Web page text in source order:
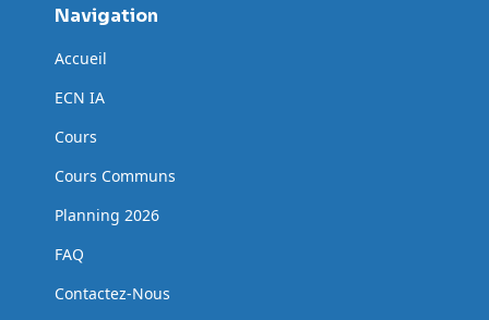
Navigation
Accueil
ECN IA
Cours
Cours Communs
Planning 2026
FAQ
Contactez-Nous